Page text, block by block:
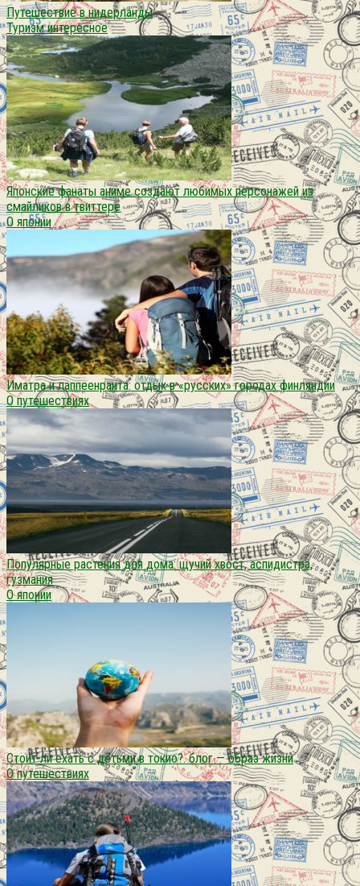
Путешествие в нидерланды
Туризм интересное
Японские фанаты аниме создают любимых персонажей из
смайликов в твиттере
О японии
Иматра и лаппеенранта: отдых в «русских» городах финляндии
О путешествиях
Популярные растения для дома: щучий хвост, аспидистра,
гузмания
О японии
Стоит ли ехать с детьми в токио?. блог — образ жизни
О путешествиях